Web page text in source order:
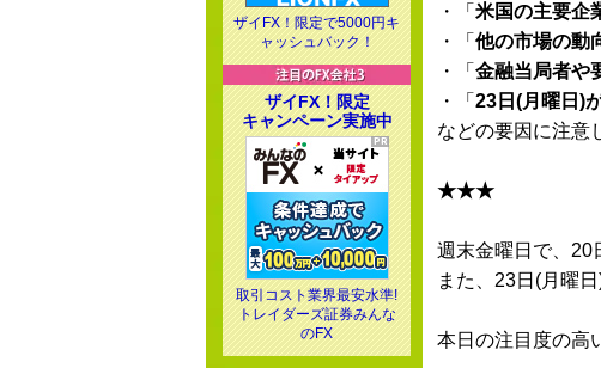
・「 米国の主要企
・「 他の市場の動
・「 金融当局者や
・「 23日(月曜日)
などの要因に注意
★★★
週末金曜日で、20
また、23日(月曜
本日の注目度の高
ザイFX！限定で5000円キ
ャッシュバック！
ザイFX！限定
キャンペーン実施中
取引コスト業界最安水準!
トレイダーズ証券みんな
のFX